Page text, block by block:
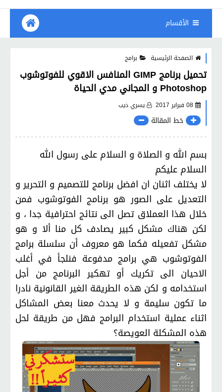
الأقسام
الصفحة الرئيسية برامج
تحميل برنامج GIMP المنافس الاقوي للفوتوشوب
Photoshop و المجاني مدي الحياة
08 فبراير 2017 يسري ذيب
خط المقالة
بسم الله و الصلاة و السلام على رسول الله
السلام عليكم
لا يختلف اثنان ان افضل برنامج للتصميم و التحرير و
التعديل على الصور هو برنامج الفوتوشوب فمن
خلال هذا العملاق تصل الى نتائج احترافية جدا ، و
لكن هناك مشكل كبير يصادف كل منا ألا و هو
مشكل تفعيله فكما هو معروف أن سلسلة برامج
الفوتوشوب هي برامج مدفوعة فنلجأ في أغلب
الاحيان الى تكريك أو تهكير البرنامج من أجل
استخدامه و لكن هذه الطريقة الغير القانونية نادرا
ما تكون سليمة و لا يحدث معنا بعض المشاكل
اثناء عملية استخدام البرامج فهل من طريقة لحل
هذه المشكلة العويصة؟